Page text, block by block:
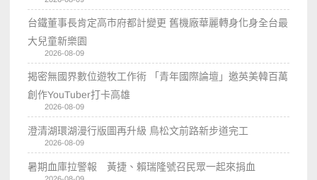
台鐵董事長肯定高市府都計變更 舊機廠華麗轉身化身全台最
大兒童新樂園
2026-08-09
揭密無國界數位遊牧工作術 「青年國際論壇」邀英美韓百萬
創作YouTuber打卡高雄
2026-08-09
澄清湖環湖漫行版圖再升級 鳥松文前路新步道完工
2026-08-09
暑期血庫拉警報 黃捷、賴瑞隆號召民眾一起來捐血